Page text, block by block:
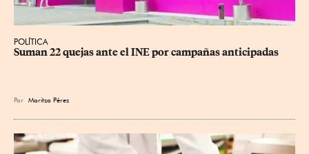
POLÍTICA
Suman 22 quejas ante el INE por campañas anticipadas
Por Maritza Pérez